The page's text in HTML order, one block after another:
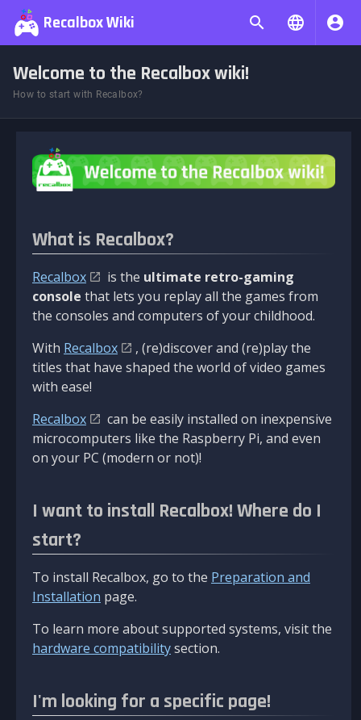
Recalbox Wiki
Welcome to the Recalbox wiki!
How to start with Recalbox?
What is Recalbox?
Recalbox is the ultimate retro-gaming
console that lets you replay all the games from
the consoles and computers of your childhood.
With Recalbox
, (re)discover and (re)play the
titles that have shaped the world of video games
with ease!
Recalbox
can be easily installed on inexpensive
microcomputers like the Raspberry Pi, and even
on your PC (modern or not)!
I want to install Recalbox! Where do I
start?
To install Recalbox, go to the Preparation and
Installation page.
To learn more about supported systems, visit the
hardware compatibilitysection.
I'm looking for a specific page!